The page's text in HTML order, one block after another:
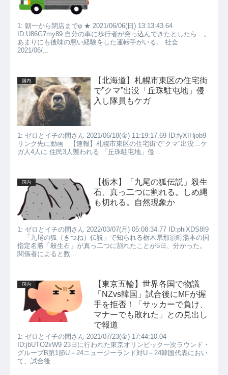
1: 朝一から閉店までφ ★ 2021/06/06(日) 13:13:43.64
ID:U86G7my89 自分の車に歩行者が突っ込んできたとしたら…。
あまりにも後味の悪い経験をした運転手がいる。 社会
2021/06/...
国内
【北海道】札幌市東区の住宅街
で”クマ”出没「丘珠駐屯地」侵
入し隊員もケガ
1: ゼロとイチの間さん 2021/06/18(金) 11:19:17.69 ID:fyXIHjob9
リンク先に動画 【速報】札幌市東区の住宅街で"クマ"出没…ケ
ガ人4人に 住民3人襲われる 「丘珠駐屯地」侵...
国内
【栃木】「九尾の狐伝説」殺生
石、真っ二つに割れる。しめ縄
も切れる。自然現象か
1: ゼロとイチの間さん 2022/03/07(月) 05:08:34.77 ID:phiXDS8I9
「九尾の狐（きつね）伝説」で知られる栃木県那須町湯本の国
指定名勝「殺生石」が真っ二つに割れたことが5日、分かった。
関係者によると数...
国内
【東京五輪】世界各国で物議
「NZvs韓国」試合後にMFが握
手を拒否！「サッカーで負け、
マナーでも敗れた」との見出し
で報道
1: ゼロとイチの間さん 2021/07/23(金) 17:44:10.04
ID:jbUTO2kW9 23日に行われた東京オリンピック一次ラウンド・
グループB第1節U－24ニュージーランド対U－24韓国代表におい
て、試合後...